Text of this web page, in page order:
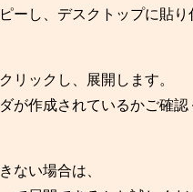
ーし、デスクトップに貼り
リックし、展開します。
が作成されているかご確認
ない場合は、